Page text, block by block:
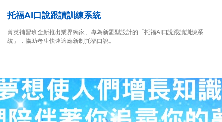
托福AI口說跟讀訓練系統
菁英補習班全新推出業界獨家、專為新題型設計的「托福AI口說跟讀訓練系
統」，協助考生快速適應新制托福口說。